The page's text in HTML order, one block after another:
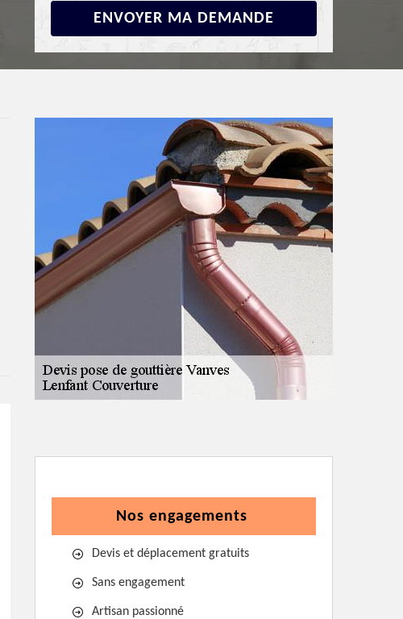
Nos engagements
Devis et déplacement gratuits
Sans engagement
Artisan passionné